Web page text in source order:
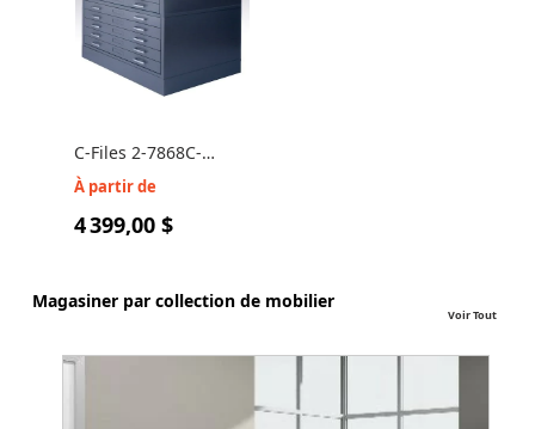
C-Files 2-7868C-
7868W - Classeur à
À partir de
4 399,00 $
Magasiner par collection de mobilier
Voir Tout